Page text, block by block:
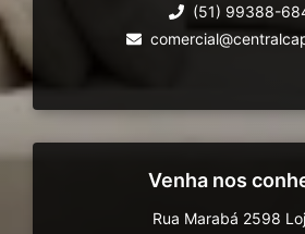
(51) 99388-
Venha nos
Rua Marabá 2598